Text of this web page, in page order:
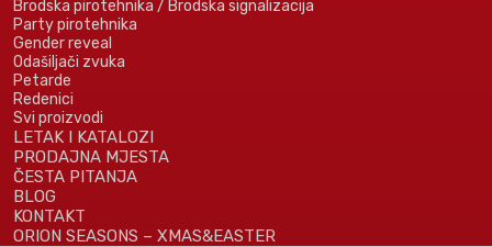
Brodska pirotehnika / Brodska signalizacija
Party pirotehnika
Gender reveal
Odašiljači zvuka
Petarde
Redenici
Svi proizvodi
LETAK I KATALOZI
PRODAJNA MJESTA
ČESTA PITANJA
BLOG
KONTAKT
ORION SEASONS – XMAS&EASTER